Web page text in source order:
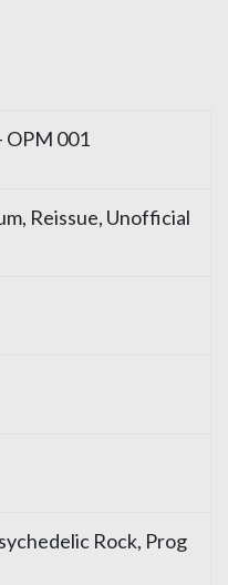
OPM 001
Reissue, Unofficial
Rock, Prog